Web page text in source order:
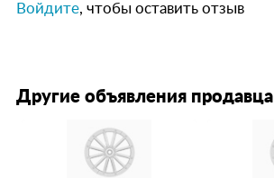
Войдите, чтобы оставить отзыв
Другие объявления продавца